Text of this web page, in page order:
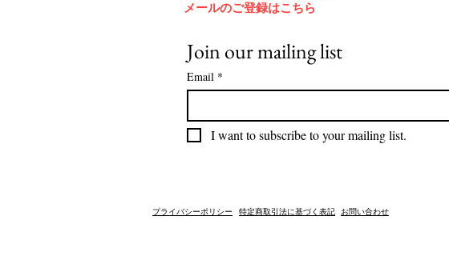
メールのご登録はこちら
Join our mailing list
Email *
I want to subscribe to your mailing list.
​プライバシーポリシー ​特定商取引法に基づく表記 ​お問い合わせ